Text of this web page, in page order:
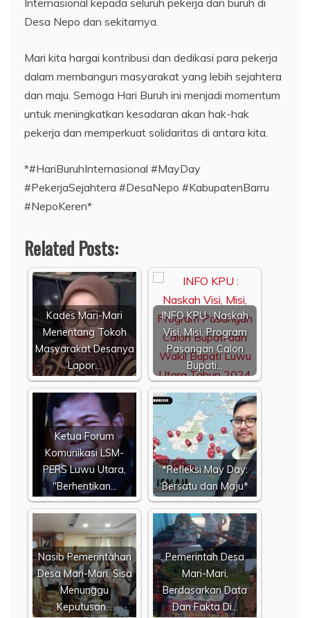
Desa Nepo dan sekitarnya.
Mari kita hargai kontribusi dan dedikasi para pekerja
dalam membangun masyarakat yang lebih sejahtera
dan maju. Semoga Hari Buruh ini menjadi momentum
untuk meningkatkan kesadaran akan hak-hak
pekerja dan memperkuat solidaritas di antara kita.
*#HariBuruhInternasional #MayDay
#PekerjaSejahtera #DesaNepo #KabupatenBarru
#NepoKeren*
Related Posts:
Kades Mari-Mari
Menentang Tokoh
Masyarakat Desanya
Lapor…
INFO KPU : Naskah
Visi, Misi, Program
Pasangan Calon
Bupati…
Ketua Forum
Komunikasi LSM-
PERS Luwu Utara,
"Berhentikan…
*Refleksi May Day:
Bersatu dan Maju*
Nasib Pemerintahan
Desa Mari-Mari, Sisa
Menunggu
Keputusan…
Pemerintah Desa
Mari-Mari,
Berdasarkan Data
Dan Fakta Di…